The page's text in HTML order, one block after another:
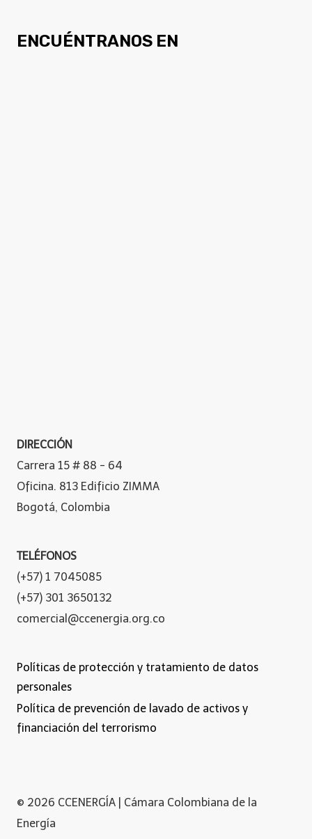
ENCUÉNTRANOS EN
DIRECCIÓN
Carrera 15 # 88 - 64
Oficina. 813 Edificio ZIMMA
Bogotá, Colombia
TELÉFONOS
(+57) 1 7045085
(+57) 301 3650132
comercial@ccenergia.org.co
Políticas de protección y tratamiento de datos
personales
Política de prevención de lavado de activos y
financiación del terrorismo
© 2026 CCENERGÍA | Cámara Colombiana de la
Energía